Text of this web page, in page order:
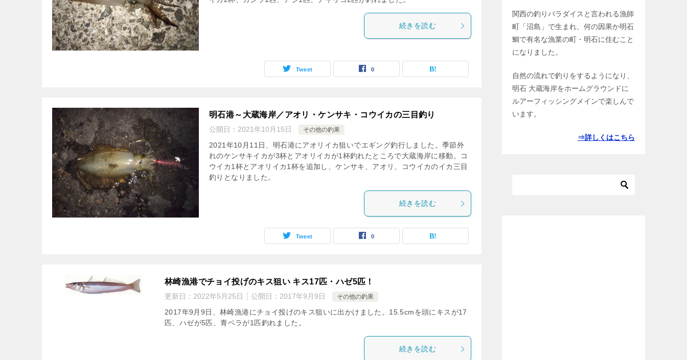
続きを読む
Tweet 0
明石港～大蔵海岸／アオリ・ケンサキ・コウイカの三目釣り
公開日： 2021年10月15日 その他の釣果
2021年10月11日、明石港にアオリイカ狙いでエギング釣行しました。季節外
れのケンサキイカが3杯とアオリイカが1杯釣れたところで大蔵海岸に移動。コ
ウイカ1杯とアオリイカ1杯を追加し、ケンサキ、アオリ、コウイカのイカ三目
釣りとなりました。
続きを読む
Tweet 0
林崎漁港でチョイ投げのキス狙い キス17匹・ハゼ5匹！
更新日： 2022年5月25日 公開日： 2017年9月9日 その他の釣果
2017年9月9日、林崎漁港にチョイ投げのキス狙いに出かけました。15.5cmを頭にキスが17
匹、ハゼが5匹、青ベラが1匹釣れました。
続きを読む
関西の釣りパラダイスと言われる漁師
町「沼島」で生まれ、何の因果か明石
鯛で有名な漁業の町・明石に住むこと
になりました。
自然の流れで釣りをするようになり、
明石 大蔵海岸をホームグラウンドに
ルアーフィッシングメインで楽しんで
います。
⇒詳しくはこちら